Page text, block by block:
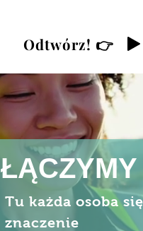
Odtwórz! 👉
Odtwórz! 👉
Tu każda osoba
znaczenie